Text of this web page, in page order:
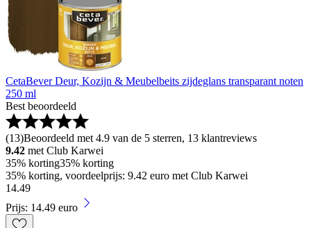
CetaBever Deur, Kozijn & Meubelbeits zijdeglans transparant noten
250 ml
Best beoordeeld
(13)Beoordeeld met 4.9 van de 5 sterren, 13 klantreviews
9.42 met Club Karwei
35% korting35% korting
35% korting, voordeelprijs: 9.42 euro met Club Karwei
14.49
Prijs: 14.49 euro